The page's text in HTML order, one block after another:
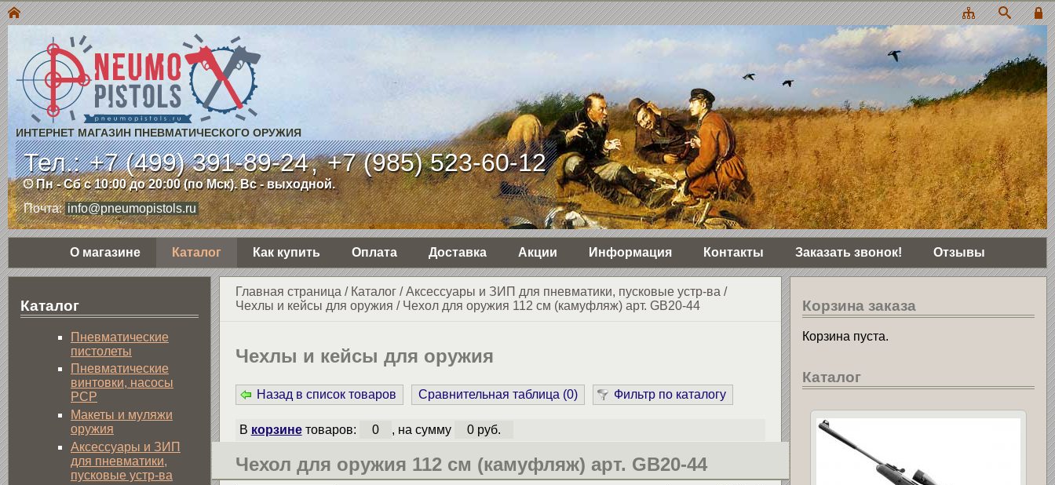
ИНТЕРНЕТ МАГАЗИН ПНЕВМАТИЧЕСКОГО ОРУЖИЯ
Тел.:+7 (499) 391-89-24,+7 (985) 523-60-12
Пн - Сб с 10:00 до 20:00 (по Мск). Вс - выходной.
Почта: info@pneumopistols.ru
О магазине Каталог Как купить Оплата Доставка Акции Информация Контакты Заказать звонок! Отзывы
Главная страница / Каталог/Аксессуары и ЗИП для пневматики, пусковые устр-ва /
Чехлы и кейсы для оружия / Чехол для оружия 112 см (камуфляж) арт. GB20-44
Чехлы и кейсы для оружия
Назад в список товаров Сравнительная таблица (0) Фильтр по каталогу
В корзинетоваров: 0 , на сумму 0 руб.
Чехол для оружия 112 см (камуфляж) арт. GB20-44
Каталог
Пнев­ма­ти­чес­кие
пистолеты
Пневматические
винтовки, насосы
PCP
Макеты и муляжи
оружия
Аксессуары и ЗИП
для пневматики,
пусковые устр-ва
Корзина заказа
Корзина пуста.
Каталог